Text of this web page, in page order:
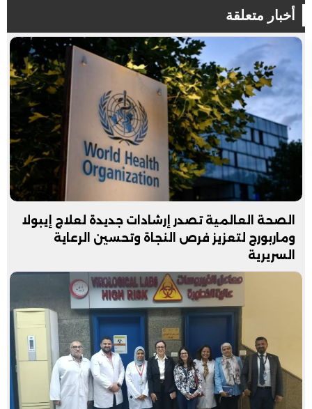
أخبار متعلقة
الصحة العالمية تصدر إرشادات جديدة لعلاج إيبولا
وماربورج لتعزيز فرص النجاة وتحسين الرعاية
السريرية